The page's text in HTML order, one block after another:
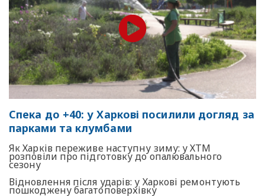
Спека до +40: у Харкові посилили догляд за
парками та клумбами
Як Харків переживе наступну зиму: у ХТМ
розповіли про підготовку до опалювального
сезону
Відновлення після ударів: у Харкові ремонтують
пошкоджену багатоповерхівку